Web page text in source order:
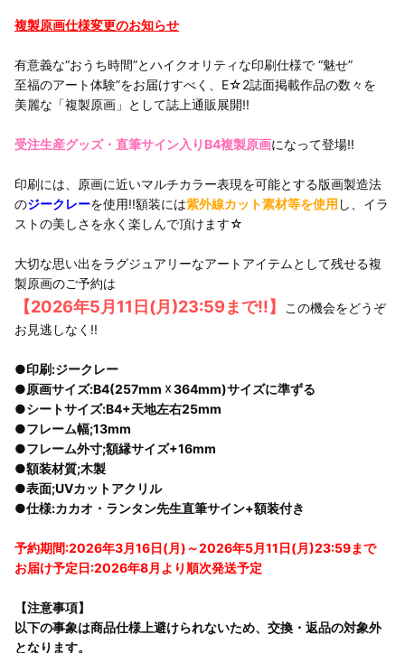
複製原画仕様変更のお知らせ
有意義な“おうち時間”とハイクオリティな印刷仕様で “魅せ”
至福のアート体験”をお届けすべく、E☆2誌面掲載作品の数々を
美麗な「複製原画」として誌上通販展開!!
受注生産グッズ・直筆サイン入りB4複製原画になって登場!!
印刷には、原画に近いマルチカラー表現を可能とする版画製造法
のジークレーを使用!!額装には紫外線カット素材等を使用 し、イラ
ストの美しさを永く楽しんで頂けます☆
大切な思い出をラグジュアリーなアートアイテムとして残せる複
製原画のご予約は
【2026年5月11日(月)23:59まで!!】
この機会をどうぞ
お見逃しなく!!
●印刷:ジークレー
●原画サイズ:B4(257mm ☓ 364mm)サイズに準ずる
●シートサイズ:B4+天地左右25mm
●フレーム幅;13mm
●フレーム外寸;額縁サイズ+16mm
●額装材質;木製
●表面;UVカットアクリル
●仕様:カカオ・ランタン先生直筆サイン+額装付き
予約期間:2026年3月16日(月)～2026年5月11日(月)23:59まで
お届け予定日:2026年8月より順次発送予定
【注意事項】
以下の事象は商品仕様上避けられないため、交換・返品の対象外
となります。